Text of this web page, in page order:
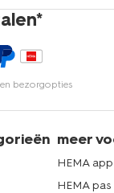
bezorgopties
meer
HEMA app
HEMA pas